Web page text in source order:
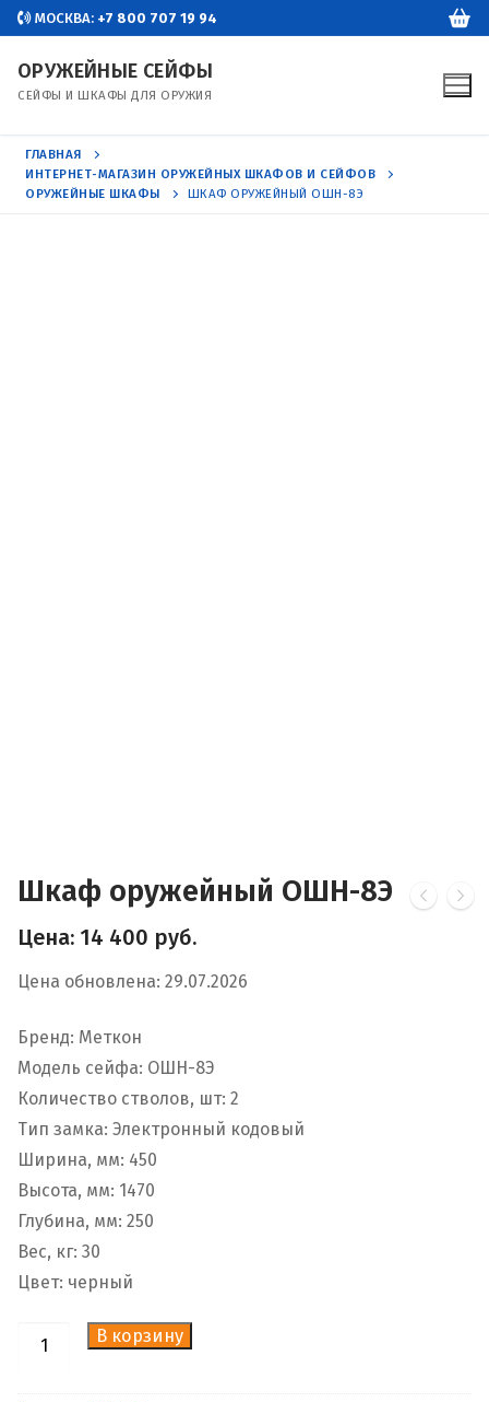
Перейти
содержимому
МОСКВА: +7 800 707 19 94
ОРУЖЕЙНЫЕ СЕЙФЫ
СЕЙФЫ И ШКАФЫ ДЛЯ ОРУЖИЯ
ГЛАВНАЯ
ИНТЕРНЕТ-МАГАЗИН ОРУЖЕЙНЫХ ШКАФОВ И СЕЙФОВ
ОРУЖЕЙНЫЕ ШКАФЫ
ШКАФ ОРУЖЕЙНЫЙ ОШН-8Э
Шкаф оружейный ОШН-8Э
Цена: 14 400 руб.
Цена обновлена: 29.07.2026
Бренд: Меткон
Модель сейфа: ОШН-8Э
Количество стволов, шт: 2
Тип замка: Электронный кодовый
Ширина, мм: 450
Высота, мм: 1470
Глубина, мм: 250
Вес, кг: 30
Цвет: черный
КоличествоВ корзину